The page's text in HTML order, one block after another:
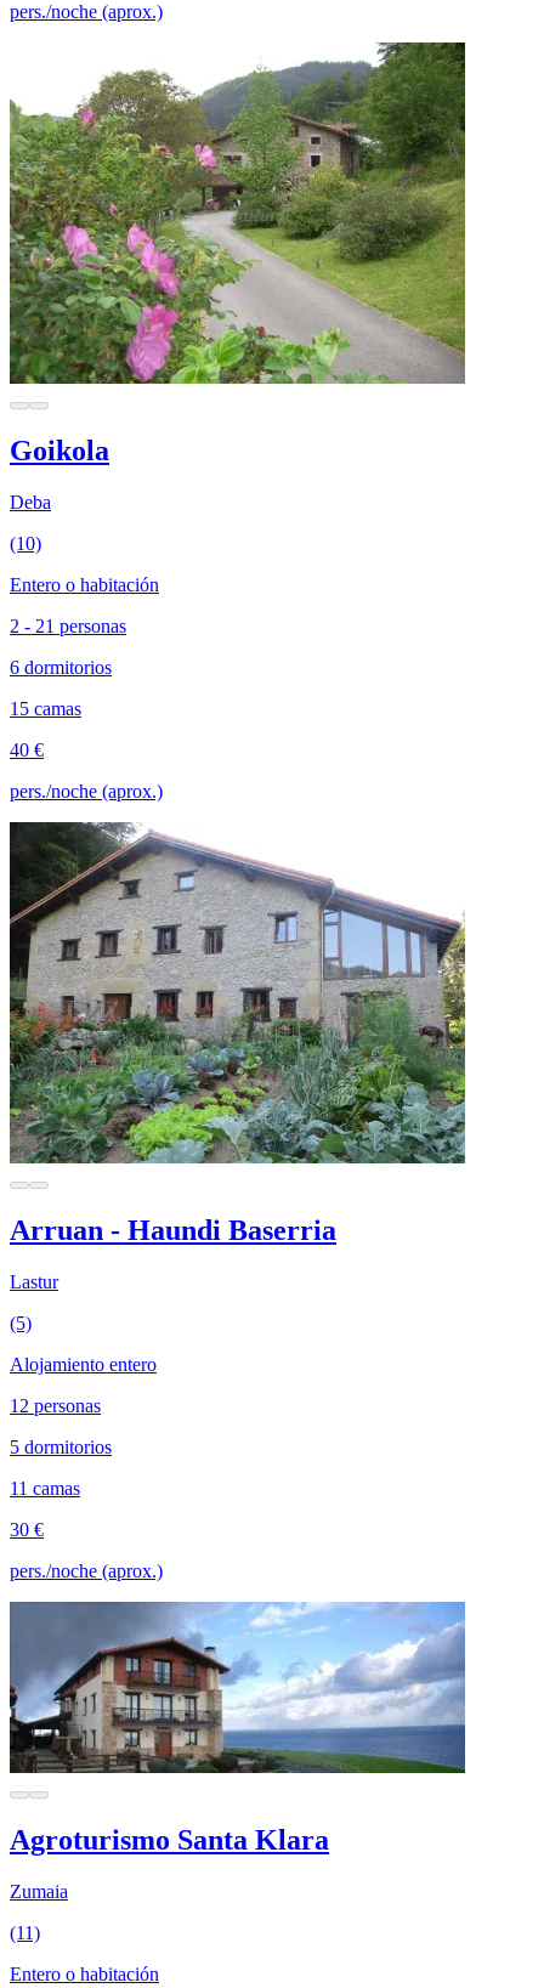
pers./noche (aprox.)
Goikola
Deba
(10)
Entero o habitación
2 - 21 personas
6 dormitorios
15 camas
40 €
pers./noche (aprox.)
Arruan - Haundi Baserria
Lastur
(5)
Alojamiento entero
12 personas
5 dormitorios
11 camas
30 €
pers./noche (aprox.)
Agroturismo Santa Klara
Zumaia
(11)
Entero o habitación